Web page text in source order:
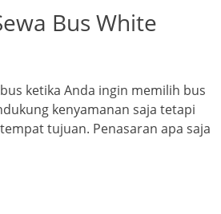
Bus White
ketika Anda ingin memilih bus
kenyamanan saja tetapi
tujuan. Penasaran apa saja